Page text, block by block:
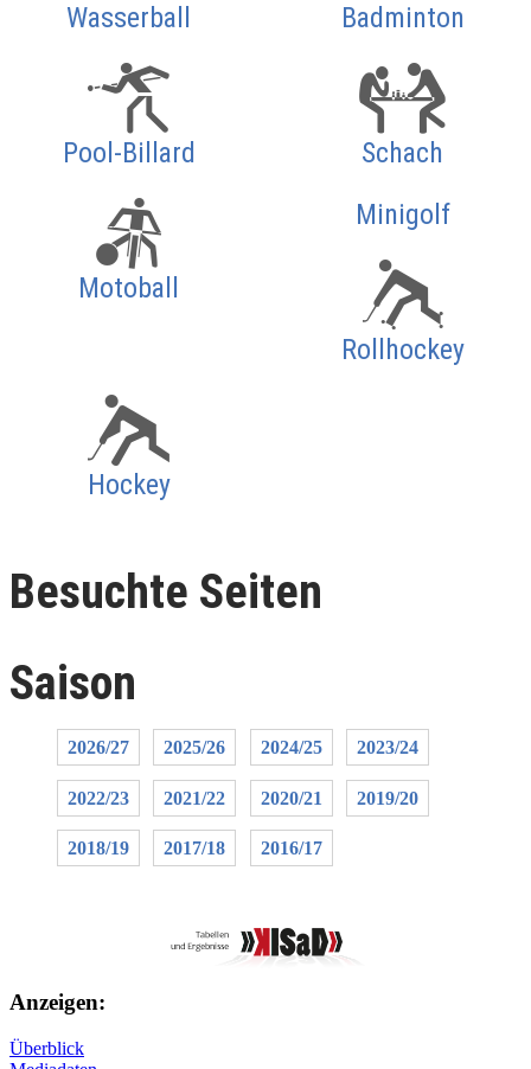
Wasserball Badminton
Pool-Billard Schach
Motoball
Minigolf
Rollhockey
Hockey
Besuchte Seiten
Saison
2026/27 2025/26 2024/25 2023/24
2022/23 2021/22 2020/21 2019/20
2018/19 2017/18 2016/17
Anzeigen:
Überblick